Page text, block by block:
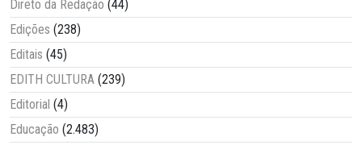
Direto da Redação (44)
Edições (238)
Editais (45)
EDITH CULTURA (239)
Editorial (4)
Educação (2.483)